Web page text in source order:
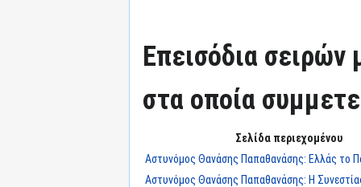
Επεισόδια
στα οποία
Σελίδα περιεχομένου
Αστυνόμος Θανάσης Παπαθανάσης: Ελλάς το
Αστυνόμος Θανάσης Παπαθανάσης: Η